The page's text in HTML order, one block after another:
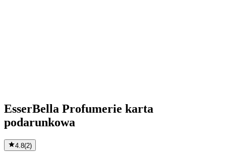
EsserBella Profumerie karta
podarunkowa
4.8(2)